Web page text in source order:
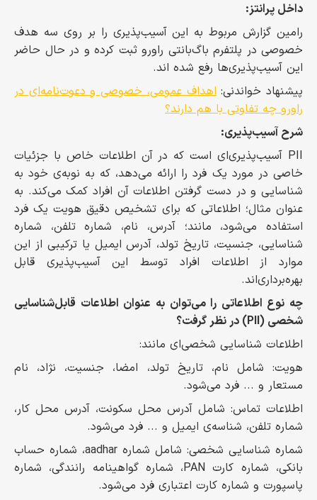
داخل پرانتز:
رامین گزارش مربوط به این آسیب‌پذیری‌ را بر روی سه هدف
خصوصی در پلتفرم باگ‌بانتی راورو ثبت کرده و در حال حاضر
این آسیب‌پذیری‌ها رفع شده اند.
پیشنهاد خواندنی:اهداف عمومی، خصوصی و دعوت‌نامه‌ای در
راورو چه تفاوتی با هم دارند؟
شرح آسیب‌پذیری:
PII آسیب‌پذیری‌ای است که در آن اطلاعات خاص با جزئیات
خاصی در مورد یک فرد را ارائه می‌دهد، که به نوبه‌ی خود به
شناسایی و در دست گرفتن اطلاعات آن افراد کمک می‌کند. به
عنوان مثال؛ اطلاعاتی که برای تشخیص دقیق هویت یک فرد
استفاده می‌شود، مانند؛ آدرس، نام، شماره تلفن، شماره
شناسایی، جنسیت، تاریخ تولد، آدرس ایمیل یا ترکیبی از این
موارد از اطلاعات افراد توسط این آسیب‌پذیری قابل
بهره‌برداری‌اند.
چه نوع اطلاعاتی را می‌توان به عنوان اطلاعات قابل‌شناسایی
شخصی (PII) در نظر گرفت؟
اطلاعات شناسایی شخصی‌ای مانند:
هویت: شامل نام، تاریخ تولد، امضا، جنسیت، نژاد، نام
مستعار و ... فرد می‌شود.
اطلاعات تماس: شامل آدرس محل سکونت، آدرس محل کار،
شماره تلفن، شناسه‌ی ایمیل و ... فرد می‌شود.
شماره شناسایی شخصی: شامل شماره aadhar، شماره حساب
بانکی، شماره کارت PAN، شماره‌ گواهینامه رانندگی، شماره
پاسپورت و شماره کارت اعتباری فرد می‌شود.